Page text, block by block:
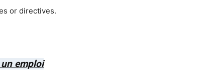
or directives.
emploi